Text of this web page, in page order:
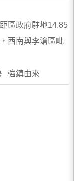
區政府駐地14.85
西南與李滄區毗
強鎮由來